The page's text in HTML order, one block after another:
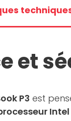
et
P3 est